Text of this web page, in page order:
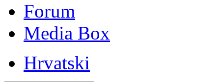
Forum
Media Box
Hrvatski